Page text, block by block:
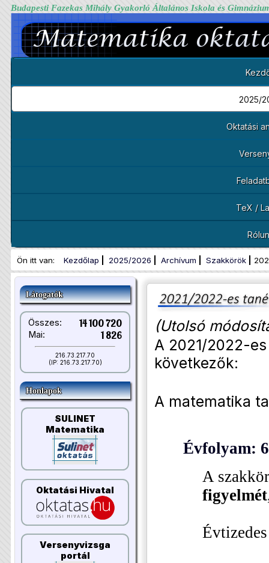
Budapesti Fazekas Mihály Gyakorló Általános Iskola és
2025/
Oktatási
TeX /
Ön itt van: Kezdőlap 2025/2026 Archívum Szakkörök
Látogatók
Összes: 14 100 720
Mai: 1 826
216.73.217.70
(IP: 216.73.217.70)
Honlapok
SULINET
Matematika
Oktatási Hivatal
Versenyvizsga
portál
(Utolsó
A 2021/2022-
következők:
A matematika
Évfolyam:
A
figyelmét